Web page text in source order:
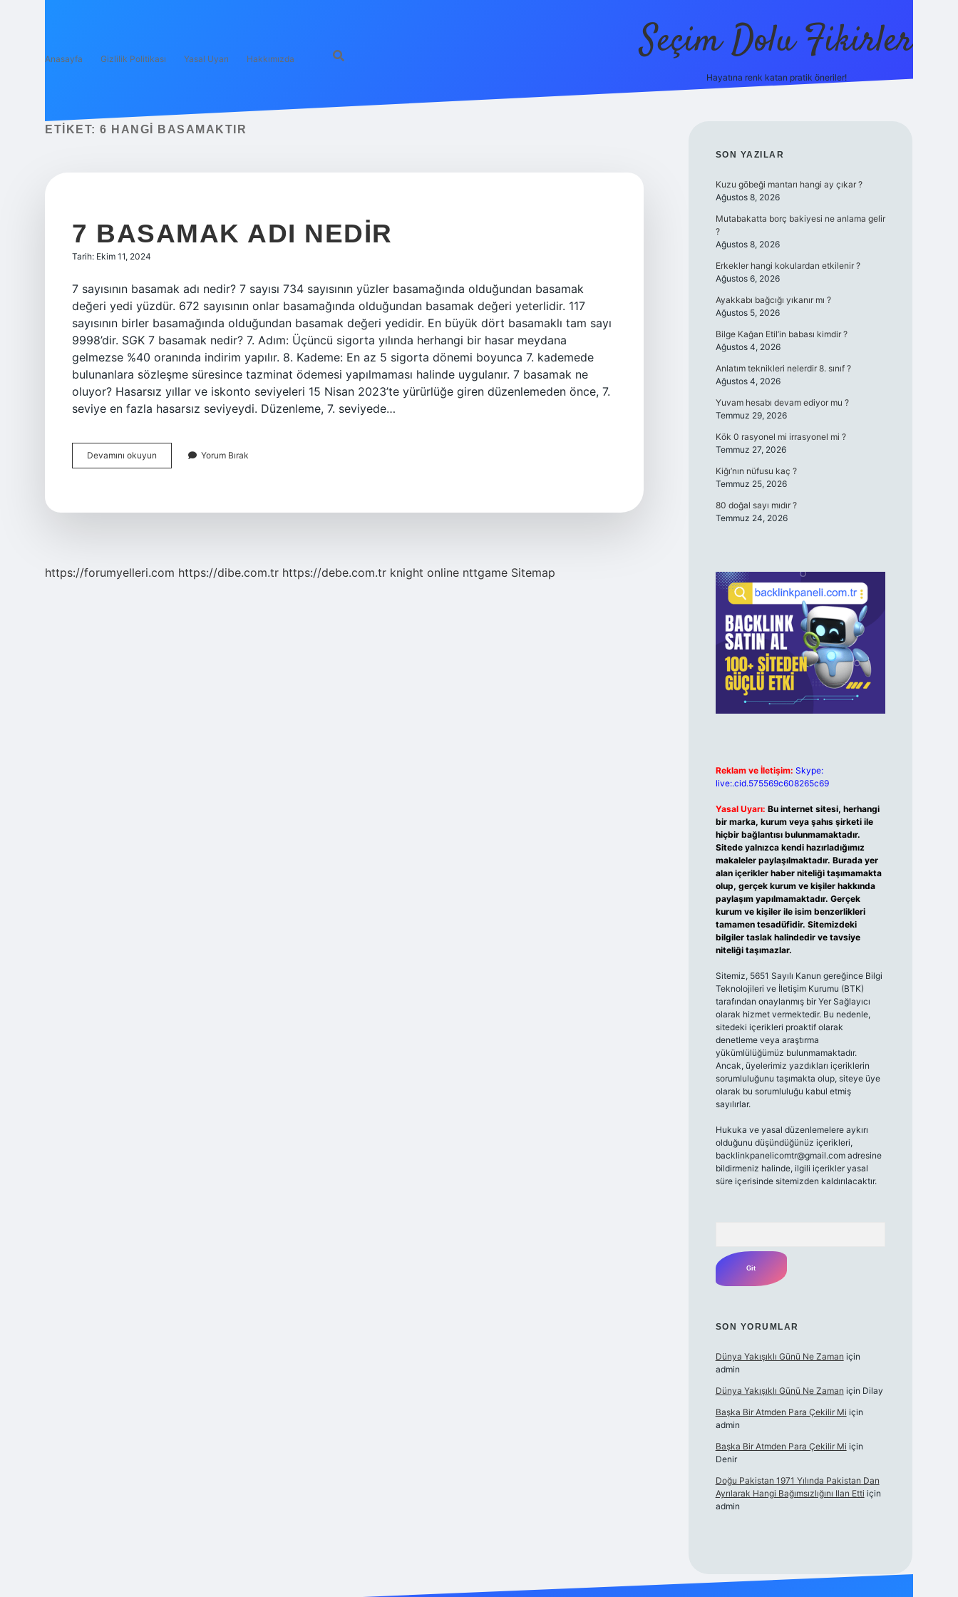
Anasayfa Gizlilik Politikası Yasal Uyarı Hakkımızda Seçim Dolu Fikirler
Hayatına renk katan pratik öneriler!
ETIKET: 6 HANGI BASAMAKTIR
7 BASAMAK ADI NEDIR
Tarih: Ekim 11, 2024
7 sayısının basamak adı nedir? 7 sayısı 734 sayısının yüzler basamağında olduğundan basamak
değeri yedi yüzdür. 672 sayısının onlar basamağında olduğundan basamak değeri yeterlidir. 117
sayısının birler basamağında olduğundan basamak değeri yedidir. En büyük dört basamaklı tam sayı
9998’dir. SGK 7 basamak nedir? 7. Adım: Üçüncü sigorta yılında herhangi bir hasar meydana
gelmezse %40 oranında indirim yapılır. 8. Kademe: En az 5 sigorta dönemi boyunca 7. kademede
bulunanlara sözleşme süresince tazminat ödemesi yapılmaması halinde uygulanır. 7 basamak ne
oluyor? Hasarsız yıllar ve iskonto seviyeleri 15 Nisan 2023’te yürürlüğe giren düzenlemeden önce, 7.
seviye en fazla hasarsız seviyeydi. Düzenleme, 7. seviyede…
Devamını okuyun
Basamak
Yorum Bırak
https://forumyelleri.com https://dibe.com.tr https://debe.com.tr knight online nttgame Sitemap
SIDEBAR
SON YAZILAR
Kuzu göbeği mantarı hangi ay çıkar ?
Ağustos 8, 2026
Mutabakatta borç bakiyesi ne anlama gelir
?
Ağustos 8, 2026
Erkekler hangi kokulardan etkilenir ?
Ağustos 6, 2026
Ayakkabı bağcığı yıkanır mı ?
Ağustos 5, 2026
Bilge Kağan Etil’in babası kimdir ?
Ağustos 4, 2026
Anlatım teknikleri nelerdir 8. sınıf ?
Ağustos 4, 2026
Yuvam hesabı devam ediyor mu ?
Temmuz 29, 2026
Kök 0 rasyonel mi irrasyonel mi ?
Temmuz 27, 2026
Kiğı’nın nüfusu kaç ?
Temmuz 25, 2026
80 doğal sayı mıdır ?
Temmuz 24, 2026
Reklam ve İletişim: Skype:
live:.cid.575569c608265c69
Yasal Uyarı: Bu internet sitesi, herhangi
bir marka, kurum veya şahıs şirketi ile
hiçbir bağlantısı bulunmamaktadır.
Sitede yalnızca kendi hazırladığımız
makaleler paylaşılmaktadır. Burada yer
alan içerikler haber niteliği taşımamakta
olup, gerçek kurum ve kişiler hakkında
paylaşım yapılmamaktadır. Gerçek
kurum ve kişiler ile isim benzerlikleri
tamamen tesadüfidir. Sitemizdeki
bilgiler taslak halindedir ve tavsiye
niteliği taşımazlar.
Sitemiz, 5651 Sayılı Kanun gereğince Bilgi
Teknolojileri ve İletişim Kurumu (BTK)
tarafından onaylanmış bir Yer Sağlayıcı
olarak hizmet vermektedir. Bu nedenle,
sitedeki içerikleri proaktif olarak
denetleme veya araştırma
yükümlülüğümüz bulunmamaktadır.
Ancak, üyelerimiz yazdıkları içeriklerin
sorumluluğunu taşımakta olup, siteye üye
olarak bu sorumluluğu kabul etmiş
sayılırlar.
Hukuka ve yasal düzenlemelere aykırı
olduğunu düşündüğünüz içerikleri,
backlinkpanelicomtr@gmail.comadresine
bildirmeniz halinde, ilgili içerikler yasal
süre içerisinde sitemizden kaldırılacaktır.
SON YORUMLAR
Dünya Yakışıklı Günü Ne Zaman için
admin
Dünya Yakışıklı Günü Ne Zaman için Dilay
Başka Bir Atmden Para Çekilir Mi için
admin
Başka Bir Atmden Para Çekilir Mi için
Denir
Doğu Pakistan 1971 Yılında Pakistan Dan
Ayrılarak Hangi Bağımsızlığını Ilan Etti için
admin